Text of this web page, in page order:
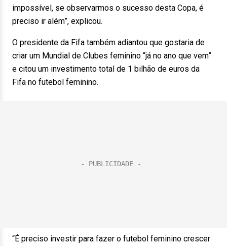
impossível, se observarmos o sucesso desta Copa, é
preciso ir além”, explicou.
O presidente da Fifa também adiantou que gostaria de
criar um Mundial de Clubes feminino “já no ano que vem”
e citou um investimento total de 1 bilhão de euros da
Fifa no futebol feminino.
“É preciso investir para fazer o futebol feminino crescer